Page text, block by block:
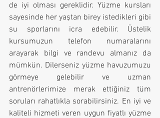
de iyi olması gereklidir. Yüzme kursları
sayesinde her yaştan birey istedikleri gibi
su sporlarını icra edebilir. Üstelik
kursumuzun telefon numaralarını
arayarak bilgi ve randevu almanız da
mümkün. Dilerseniz yüzme havuzumuzu
görmeye gelebilir ve uzman
antrenörlerimize merak ettiğiniz tüm
soruları rahatlıkla sorabilirsiniz. En iyi ve
kaliteli hizmeti veren uygun fiyatlı yüzme